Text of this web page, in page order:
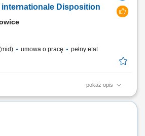
internationale Disposition
umowa o pracę pełny etat
pokaż opis
Aufgaben Transportabwicklung: Nach der